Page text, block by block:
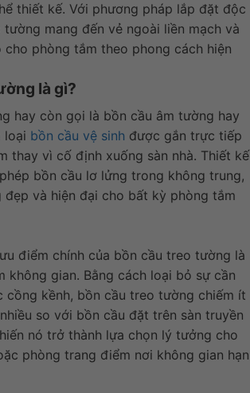
thiết kế. Với phương pháp lắp đặt độc
mang đến vẻ ngoài liền mạch và
cho phòng tắm theo phong cách hiện
là gì?
hay còn gọi là bồn cầu âm tường hay
loại bồn cầu vệ sinh được gắn trực tiếp
thay vì cố định xuống sàn nhà. Thiết kế
bồn cầu lơ lửng trong không trung,
đẹp và hiện đại cho bất kỳ phòng tắm
điểm chính của bồn cầu treo tường là
không gian. Bằng cách loại bỏ sự cần
cồng kềnh, bồn cầu treo tường chiếm ít
so với bồn cầu đặt trên sàn truyền
nó trở thành lựa chọn lý tưởng cho
phòng trang điểm nơi không gian hạn